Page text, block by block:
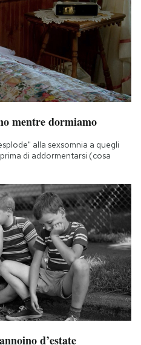
mentre dormiamo
alla sexsomnia a quegli
di addormentarsi (cosa
d’estate